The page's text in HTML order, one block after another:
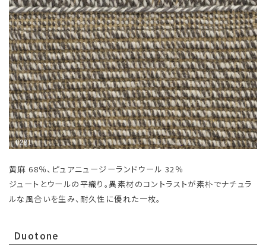
黄麻 68％、ピュアニュージーランドウール 32％
ジュートとウールの平織り。異素材のコントラストが素朴でナチュラ
ルな風合いを生み、耐久性に優れた一枚。
Duotone